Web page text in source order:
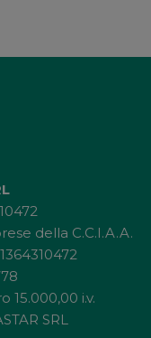
della C.C.I.A.A.
15.000,00 i.v.
SRL